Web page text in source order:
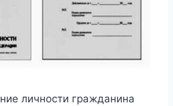
личности гражданина